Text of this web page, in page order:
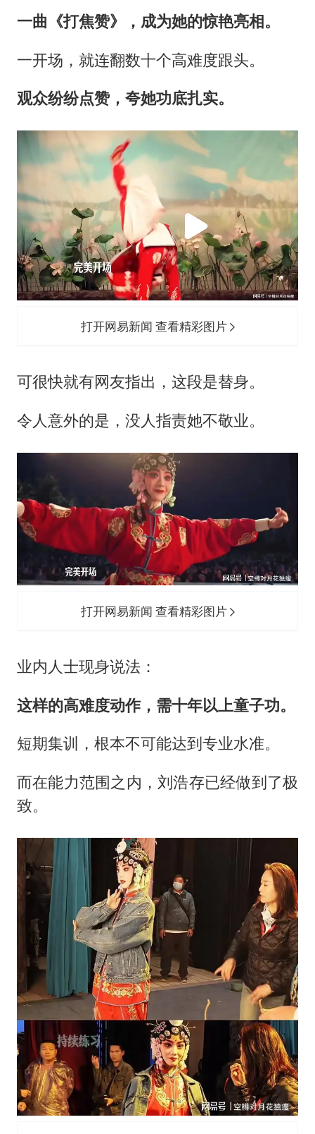
一曲《打焦赞》，成为她的惊艳亮相。
一开场，就连翻数十个高难度跟头。
观众纷纷点赞，夸她功底扎实。
打开网易新闻 查看精彩图片
可很快就有网友指出，这段是替身。
令人意外的是，没人指责她不敬业。
打开网易新闻 查看精彩图片
业内人士现身说法：
这样的高难度动作，需十年以上童子功。
短期集训，根本不可能达到专业水准。
而在能力范围之内，刘浩存已经做到了极
致。